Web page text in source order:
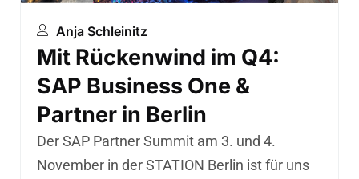
Anja Schleinitz
Mit Rückenwind im Q4:
SAP Business One &
Partner in Berlin
Der SAP Partner Summit am 3. und 4.
November in der STATION Berlin ist für uns